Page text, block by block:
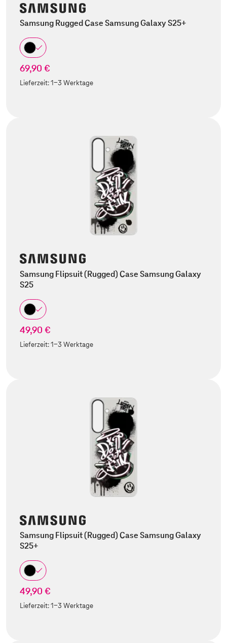
Samsung Rugged Case Samsung Galaxy S25+
69,90 €
Lieferzeit:1-3 Werktage
Samsung Flipsuit (Rugged) Case Samsung Galaxy
S25
49,90 €
Lieferzeit:1-3 Werktage
Samsung Flipsuit (Rugged) Case Samsung Galaxy
S25+
49,90 €
Lieferzeit:1-3 Werktage